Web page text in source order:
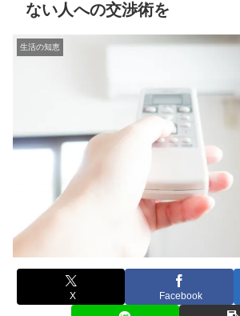
ない人への交渉術を
生活の知恵
X Facebook